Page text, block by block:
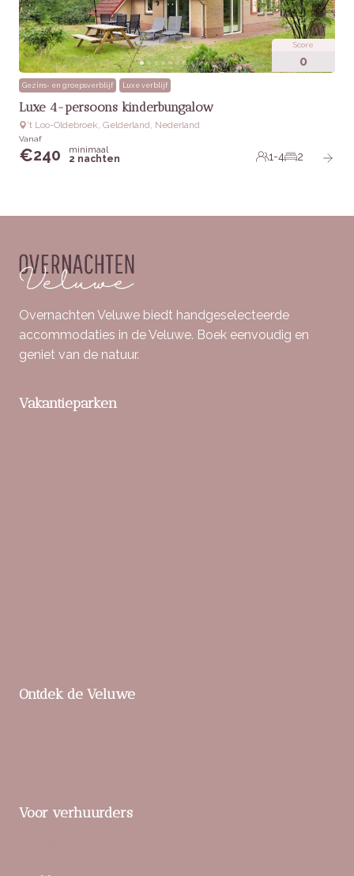
Score
0
Gezins- en groepsverblijf Luxe verblijf
Luxe 4-persoons kinderbungalow
‘t Loo-Oldebroek, Gelderland, Nederland
Vanaf
€240
minimaal
2 nachten
1-4 2
Overnachten Veluwe biedt handgeselecteerde
accommodaties in de Veluwe. Boek eenvoudig en
geniet van de natuur.
Vakantieparken
Ontdek de Veluwe
Voor verhuurders